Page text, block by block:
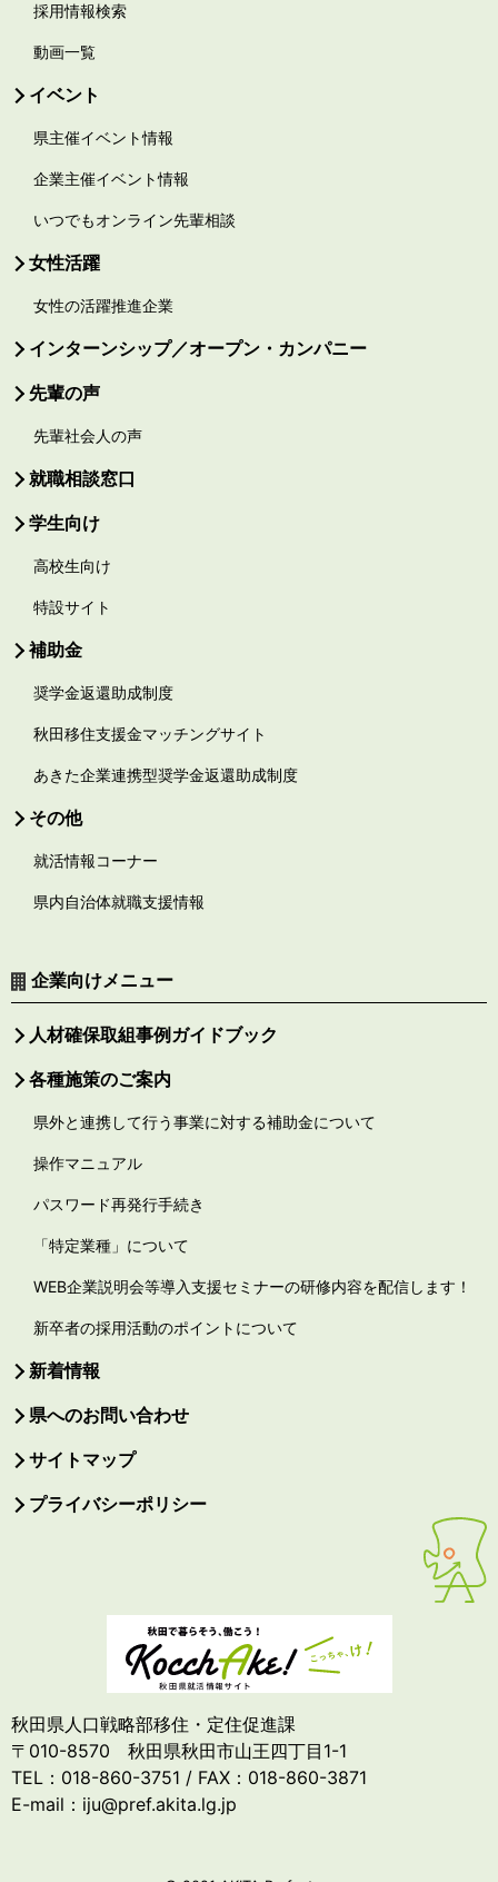
採用情報検索
動画一覧
イベント
県主催イベント情報
企業主催イベント情報
いつでもオンライン先輩相談
女性活躍
女性の活躍推進企業
インターンシップ／オープン・カンパニー
先輩の声
先輩社会人の声
就職相談窓口
学生向け
高校生向け
特設サイト
補助金
奨学金返還助成制度
秋田移住支援金マッチングサイト
あきた企業連携型奨学金返還助成制度
その他
就活情報コーナー
県内自治体就職支援情報
企業向けメニュー
人材確保取組事例ガイドブック
各種施策のご案内
県外と連携して行う事業に対する補助金について
操作マニュアル
パスワード再発行手続き
「特定業種」について
WEB企業説明会等導入支援セミナーの研修内容を配信します！
新卒者の採用活動のポイントについて
新着情報
県へのお問い合わせ
サイトマップ
プライバシーポリシー
秋田県人口戦略部移住・定住促進課
〒010-8570 秋田県秋田市山王四丁目1-1
TEL：018-860-3751 / FAX：018-860-3871
E-mail：iju@pref.akita.lg.jp